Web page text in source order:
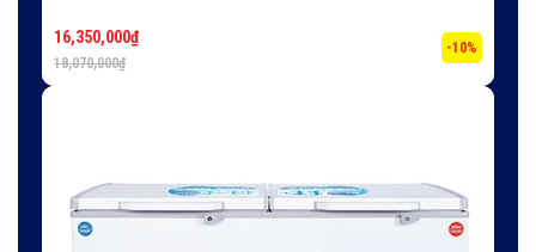
18,070,000₫
16,350,000₫
-10%